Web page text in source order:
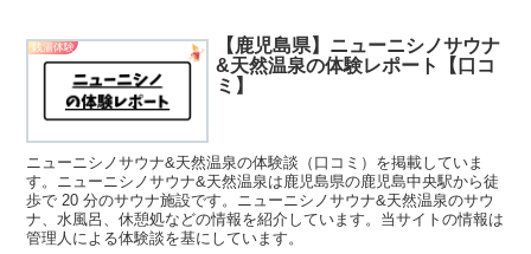
銭湯体験
【鹿児島県】ニューニシノサウナ
&天然温泉の体験レポート【口コ
ミ】
ニューニシノサウナ&天然温泉の体験談（口コミ）を掲載していま
す。ニューニシノサウナ&天然温泉は鹿児島県の鹿児島中央駅から徒
歩で 20 分のサウナ施設です。ニューニシノサウナ&天然温泉のサウ
ナ、水風呂、休憩処などの情報を紹介しています。当サイトの情報は
管理人による体験談を基にしています。